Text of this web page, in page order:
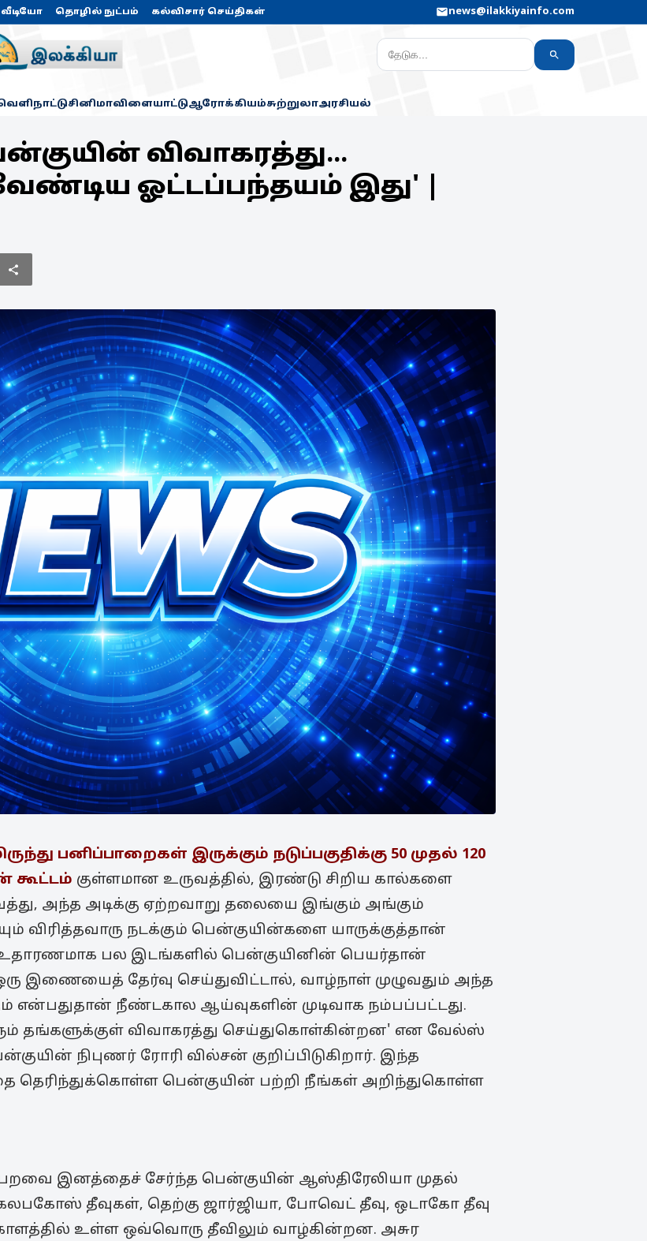
வீடியோ தொழில் நுட்பம் கல்விசார் செய்திகள் news@ilakkiyainfo.com
சினிமாவிளையாட்டுஆரோக்கியம்சுற்றுலாஅரசியல்
விவாகரத்து...
ஓட்டப்பந்தயம் இது' |
பனிப்பாறைகள் இருக்கும் நடுப்பகுதிக்கு 50 முதல் 120
கூட்டம் குள்ளமான உருவத்தில், இரண்டு சிறிய கால்களை
அந்த அடிக்கு ஏற்றவாறு தலையை இங்கும் அங்கும்
நடக்கும் பென்குயின்களை யாருக்குத்தான்
உதாரணமாக பல இடங்களில் பென்குயினின் பெயர்தான்
இணையைத் தேர்வு செய்துவிட்டால், வாழ்நாள் முழுவதும் அந்த
என்பதுதான் நீண்டகால ஆய்வுகளின் முடிவாக நம்பப்பட்டது.
தங்களுக்குள் விவாகரத்து செய்துகொள்கின்றன' என வேல்ஸ்
நிபுணர் ரோரி வில்சன் குறிப்பிடுகிறார். இந்த
தெரிந்துக்கொள்ள பென்குயின் பற்றி நீங்கள் அறிந்துகொள்ள
இனத்தைச் சேர்ந்த பென்குயின் ஆஸ்திரேலியா முதல்
தீவுகள், தெற்கு ஜார்ஜியா, போவெட் தீவு, ஒடாகோ தீவு
உள்ள ஒவ்வொரு தீவிலும் வாழ்கின்றன. அசுர